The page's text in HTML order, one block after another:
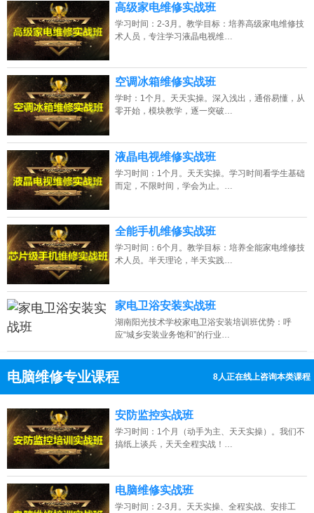
高级家电维修实战班
学习时间：2-3月。教学目标：培养高级家电维修技
术人员，专注学习液晶电视维…
空调冰箱维修实战班
学时：1个月。天天实操。深入浅出，通俗易懂，从
零开始，模块教学，逐一突破…
液晶电视维修实战班
学习时间：1个月。天天实操。学习时间看学生基础
而定，不限时间，学会为止。…
全能手机维修实战班
学习时间：6个月。教学目标：培养全能家电维修技
术人员。半天理论，半天实践…
家电卫浴安装实战班
湖南阳光技术学校家电卫浴安装培训班优势：呼
应“城乡安装业务饱和”的行业…
电脑维修专业课程 8人正在线上咨询本类课程
点击免费咨询电话：13807313137
安防监控实战班
学习时间：1个月（动手为主、天天实操）。我们不
搞纸上谈兵，天天全程实战！…
电脑维修实战班
学习时间：2-3月。天天实操、全程实战、安排工